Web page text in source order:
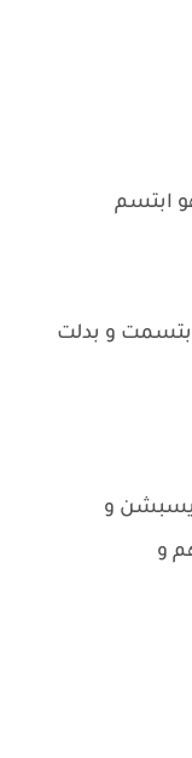
ابتسم
و بدلت
و